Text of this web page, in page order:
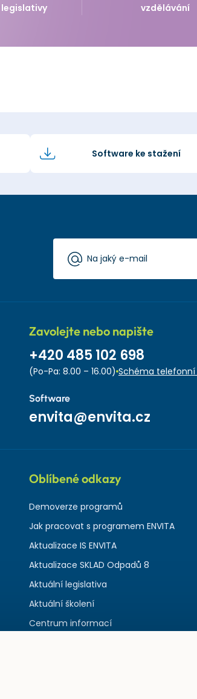
vzdělávání
Software ke stažení
Zavolejte nebo napište
+420 485 102 698
(Po-Pa: 8.00 – 16.00) Schéma
Software
envita@envita.cz
Oblíbené odkazy
Demoverze programů
Jak pracovat s programem ENVITA
Aktualizace IS ENVITA
Aktualizace SKLAD Odpadů 8
Aktuální legislativa
Aktuální školení
Centrum informací